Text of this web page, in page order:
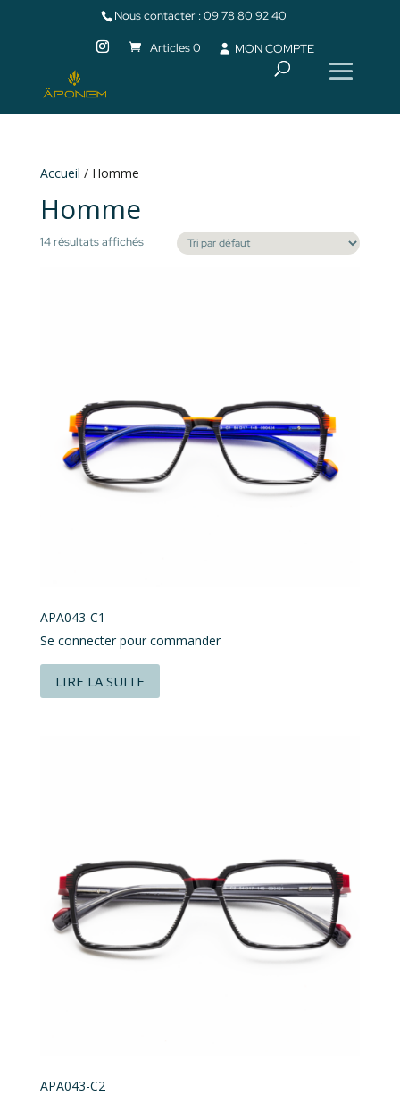
Nous contacter :09 78 80 92 40
Articles 0 MON COMPTE
Accueil / Homme
Homme
14 résultats affichés
APA043-C1
Se connecter pour commander
LIRE LA SUITE
APA043-C2